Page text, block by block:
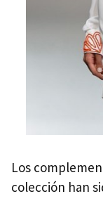
Los
colección han